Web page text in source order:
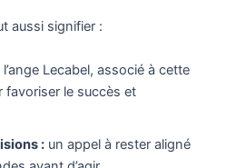
aussi signifier :
l’ange Lecabel, associé à cette
favoriser le succès et
: un appel à rester aligné